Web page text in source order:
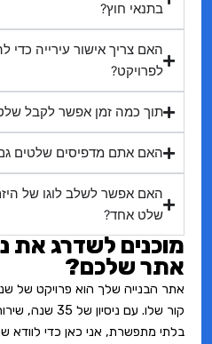
בתנאי חוץ?
האם צריך אישור עירייה כדי
לפרויקט?
תוך כמה זמן אפשר לקבל שלט
האם אתם מדפיסים שלטים גם
האם אפשר לשלב לוגו של
שלט אחד?
מוכנים לשדרג את
אתר שלכם?
אתר הבנייה שלך הוא פרויקט של
קור שלו. עם ניסיון
בלתי מתפשרת, אני כאן כדי לוודא